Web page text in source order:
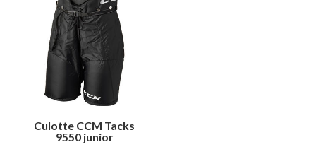
Culotte CCM Tacks
9550 junior